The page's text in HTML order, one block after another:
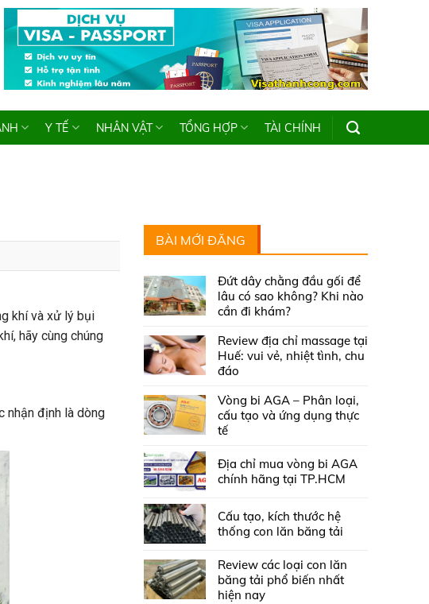
Y TẾ NHÂN VẬT TỔNG HỢP TÀI CHÍNH
khí và xử lý bụi
hãy cùng chúng
nhận định là dòng
BÀI MỚI ĐĂNG
Đứt dây chằng đầu gối để
lâu có sao không? Khi nào
cần đi khám?
Review địa chỉ massage tại
Huế: vui vẻ, nhiệt tình, chu
đáo
Vòng bi AGA – Phân loại,
cấu tạo và ứng dụng thực
tế
Địa chỉ mua vòng bi AGA
chính hãng tại TP.HCM
Cấu tạo, kích thước hệ
thống con lăn băng tải
Review các loại con lăn
băng tải phổ biến nhất
hiện nay